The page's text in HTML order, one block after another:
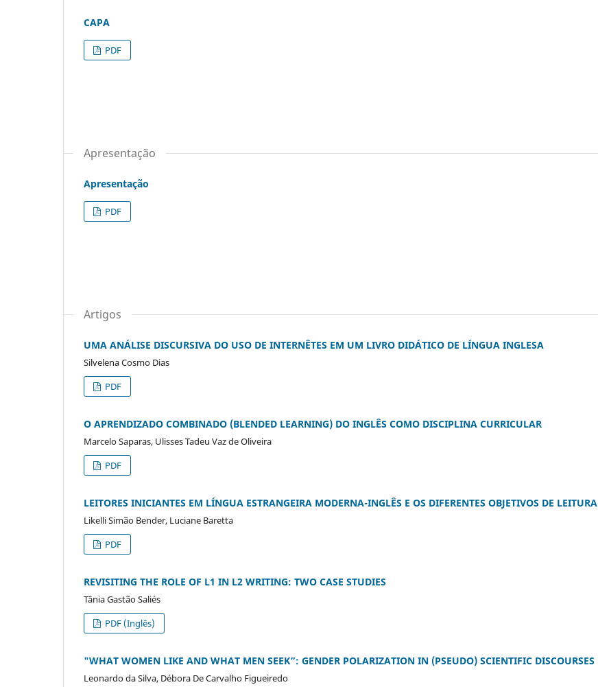
CAPA
PDF
Apresentação
Apresentação
PDF
Artigos
UMA ANÁLISE DISCURSIVA DO USO DE INTERNÊTES EM UM LIVRO DIDÁTICO DE LÍNGUA INGLESA
Silvelena Cosmo Dias
PDF
O APRENDIZADO COMBINADO (BLENDED LEARNING) DO INGLÊS COMO DISCIPLINA CURRICULAR
Marcelo Saparas, Ulisses Tadeu Vaz de Oliveira
PDF
LEITORES INICIANTES EM LÍNGUA ESTRANGEIRA MODERNA-INGLÊS E OS DIFERENTES OBJETIVOS DE LEITURA
Likelli Simão Bender, Luciane Baretta
PDF
REVISITING THE ROLE OF L1 IN L2 WRITING: TWO CASE STUDIES
Tânia Gastão Saliés
PDF (Inglês)
"WHAT WOMEN LIKE AND WHAT MEN SEEK”: GENDER POLARIZATION IN (PSEUDO) SCIENTIFIC DISCOURSES
Leonardo da Silva, Débora De Carvalho Figueiredo